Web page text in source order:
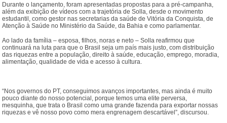
Durante o lançamento, foram apresentadas propostas para a pré-campanha,
além da exibição de vídeos com a trajetória de Solla, desde o movimento
estudantil, como gestor nas secretarias da saúde de Vitória da Conquista, de
Atenção à Saúde no Ministério da Saúde, da Bahia e como parlamentar.
Ao lado da família – esposa, filhos, noras e neto – Solla reafirmou que
continuará na luta para que o Brasil seja um país mais justo, com distribuição
das riquezas entre a população, direito à saúde, educação, emprego, moradia,
alimentação, qualidade de vida e acesso à cultura.
“Nos governos do PT, conseguimos avanços importantes, mas ainda é muito
pouco diante do nosso potencial, porque temos uma elite perversa,
mesquinha, que trata o Brasil como uma grande fazenda para exportar nossas
riquezas e vê nosso povo como mera engrenagem descartável”, discursou.